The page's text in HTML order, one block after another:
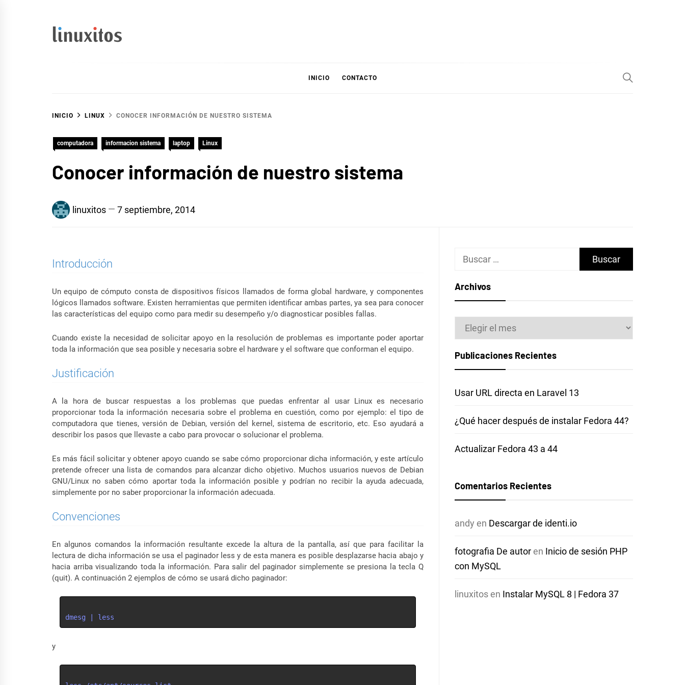
INICIO CONTACTO
INICIO LINUX CONOCER INFORMACIÓN DE NUESTRO SISTEMA
computadora informacion sistema laptop Linux
Conocer información de nuestro sistema
linuxitos 7 septiembre, 2014
Introducción
Un equipo de cómputo consta de dispositivos físicos llamados de forma global hardware, y componentes
lógicos llamados software. Existen herramientas que permiten identificar ambas partes, ya sea para conocer
las características del equipo como para medir su desempeño y/o diagnosticar posibles fallas.
Cuando existe la necesidad de solicitar apoyo en la resolución de problemas es importante poder aportar
toda la información que sea posible y necesaria sobre el hardware y el software que conforman el equipo.
Justificación
A la hora de buscar respuestas a los problemas que puedas enfrentar al usar Linux es necesario
proporcionar toda la información necesaria sobre el problema en cuestión, como por ejemplo: el tipo de
computadora que tienes, versión de Debian, versión del kernel, sistema de escritorio, etc. Eso ayudará a
describir los pasos que llevaste a cabo para provocar o solucionar el problema.
Es más fácil solicitar y obtener apoyo cuando se sabe cómo proporcionar dicha información, y este artículo
pretende ofrecer una lista de comandos para alcanzar dicho objetivo. Muchos usuarios nuevos de Debian
GNU/Linux no saben cómo aportar toda la información posible y podrían no recibir la ayuda adecuada,
simplemente por no saber proporcionar la información adecuada.
Convenciones
En algunos comandos la información resultante excede la altura de la pantalla, así que para facilitar la
lectura de dicha información se usa el paginador less y de esta manera es posible desplazarse hacia abajo y
hacia arriba visualizando toda la información. Para salir del paginador simplemente se presiona la tecla Q
(quit). A continuación 2 ejemplos de cómo se usará dicho paginador:
dmesg | less
y
Buscar:
Archivos
Archivos
Publicaciones Recientes
Usar URL directa en Laravel 13
¿Qué hacer después de instalar Fedora 44?
Actualizar Fedora 43 a 44
Comentarios Recientes
andy en Descargar de identi.io
fotografia De autoren Inicio de sesión PHP
con MySQL
linuxitosen Instalar MySQL 8 | Fedora 37